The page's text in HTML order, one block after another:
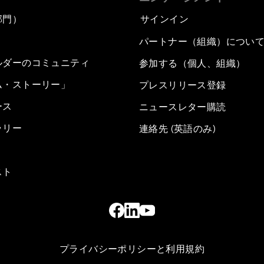
）
ーのコミュニティ
ストーリー」
リー
サインイン
パートナー（組織）につい
参加する（個人、組織）
プレスリリース登録
ニュースレター購読
連絡先 (英語のみ)
プライバシーポリシーと利用規約